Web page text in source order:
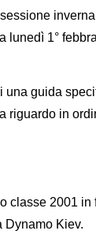
lunedì 1°
una guida
riguardo in
classe 2001 in
Dynamo Kiev.